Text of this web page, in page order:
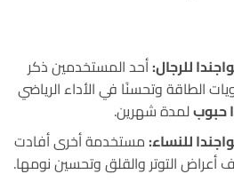
للرجال:أحد المستخدمين ذكر
الطاقة وتحسنًا في الأداء الرياضي
حبوبلمدة شهرين.
للنساء:مستخدمة أخرى أفادت
أعراض التوتر والقلق وتحسين نومها.